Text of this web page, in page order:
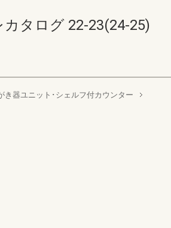
タログ 22-23(24-25)
き器ユニット･シェルフ付カウンター